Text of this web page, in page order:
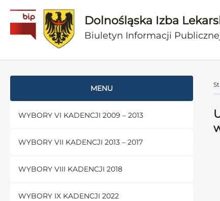
Dolnośląska Izba
Biuletyn Informacji
MENU
WYBORY VI KADENCJI 2009 – 2013
WYBORY VII KADENCJI 2013 – 2017
WYBORY VIII KADENCJI 2018
WYBORY IX KADENCJI 2022